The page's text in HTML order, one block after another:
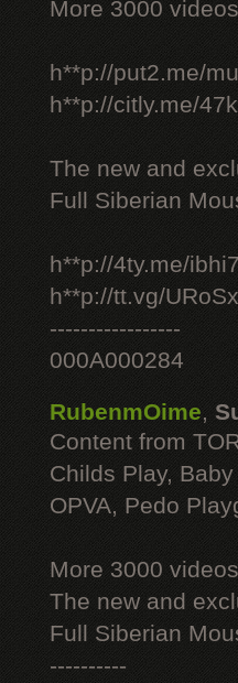
More 3000
h**p://put2.me/
h**p://citly.me/
The new and
Full Siberian
h**p://4ty.me/
h**p://tt.vg/URoSx
-----------------
000A000284
RubenmOime,
Content from
Childs Play,
OPVA, Pedo
More 3000
The new and
Full Siberian
----------